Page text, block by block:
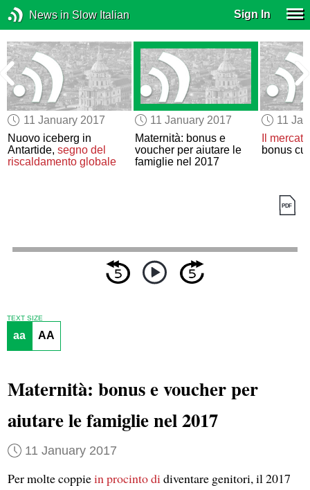
News in Slow Italian Sign In
11 January 2017
Nuovo iceberg in
Antartide,segno del
riscaldamento globale
11 January 2017
Maternità: bonus e
voucher per aiutare le
famiglie nel 2017
11
Il
bonus
TEXT SIZE
aa AA
Maternità: bonus e voucher per
aiutare le famiglie nel 2017
11 January 2017
Per molte coppiein procinto didiventare genitori, il 2017